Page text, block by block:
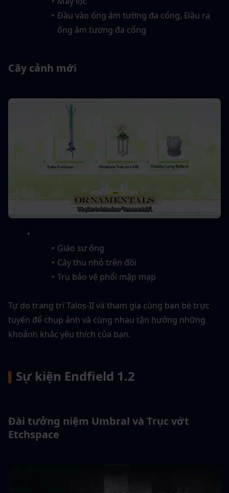
Đầu vào ống âm tường đa cổng, Đầu ra
ống âm tường đa cổng
Cây cảnh mới
Giáo sư ống
Cây thu nhỏ trên đồi
Trụ bảo vệ phổi mập mạp
Tự do trang trí Talos-II và tham gia cùng bạn bè trực
tuyến để chụp ảnh và cùng nhau tận hưởng những
khoảnh khắc yêu thích của bạn.
Sự kiện Endfield 1.2
Đài tưởng niệm Umbral và Trục vớt
Etchspace